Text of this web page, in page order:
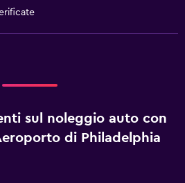
sul noleggio auto con
di Philadelphia